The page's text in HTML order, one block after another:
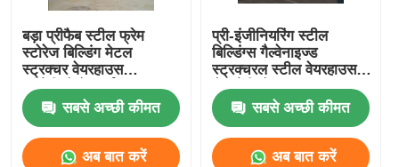
बड़ा प्रीफैब स्टील फ्रेम
स्टोरेज बिल्डिंग मेटल
स्ट्रक्चर वेयरहाउस
प्रीफैब्रिकेटेड वर्कशॉप
सबसे अच्छी कीमत
अब बात करें
प्री-इंजीनियरिंग स्टील
बिल्डिंग्स गैल्वेनाइज्ड
स्ट्रक्चरल स्टील वेयरहाउस
शेड फैब्रिकेशन
सबसे अच्छी कीमत
अब बात करें